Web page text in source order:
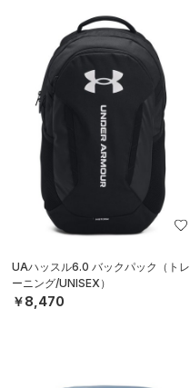
UAハッスル6.0 バックパック（トレ
ーニング/UNISEX）
￥8,470